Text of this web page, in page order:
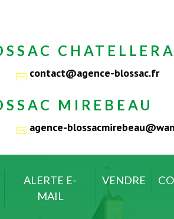
contact@agence-blossac.fr
MIREBEAU
agence-
ALERTE E-
MAIL
VENDRE